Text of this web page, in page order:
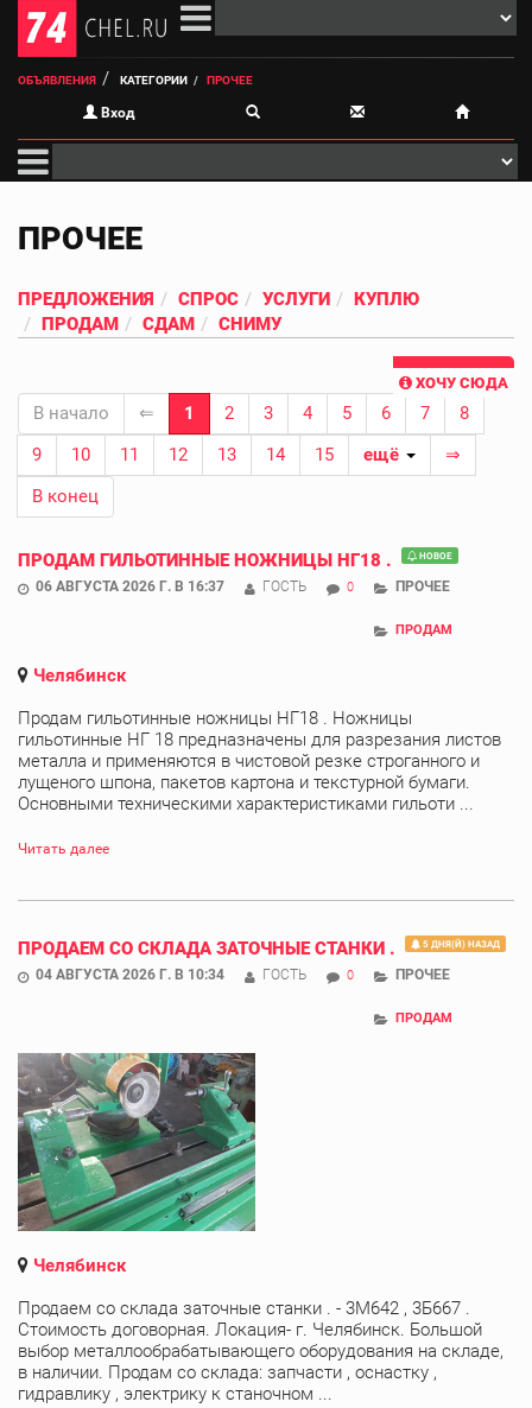
ОБЪЯВЛЕНИЯ КАТЕГОРИИ ПРОЧЕЕ
Вход
ПРОЧЕЕ
ПРЕДЛОЖЕНИЯ СПРОС УСЛУГИ
КУПЛЮ
ПРОДАМ
СДАМ СНИМУ
ХОЧУ СЮДА
В начало ⇐ 1 2 3 4 5 6 7
8
9
10 11 12 13 14 15 ещё
⇒
В конец
ПРОДАМ ГИЛЬОТИННЫЕ НОЖНИЦЫ НГ18 . НОВОЕ
06 АВГУСТА 2026 Г. В 16:37 ГОСТЬ 0 ПРОЧЕЕ
ПРОДАМ
Челябинск
Продам гильотинные ножницы НГ18 . Ножницы
гильотинные НГ 18 предназначены для разрезания листов
металла и применяются в чистовой резке строганного и
лущеного шпона, пакетов картона и текстурной бумаги.
Основными техническими характеристиками гильоти ...
Читать далее
ПРОДАЕМ СО СКЛАДА ЗАТОЧНЫЕ СТАНКИ . 5 ДНЯ(Й) НАЗАД
04 АВГУСТА 2026 Г. В 10:34 ГОСТЬ 0 ПРОЧЕЕ
ПРОДАМ
Челябинск
Продаем со склада заточные станки . - 3М642 , 3Б667 .
Стоимость договорная. Локация- г. Челябинск. Большой
выбор металлообрабатывающего оборудования на складе,
в наличии. Продам со склада: запчасти , оснастку ,
гидравлику , электрику к станочном ...